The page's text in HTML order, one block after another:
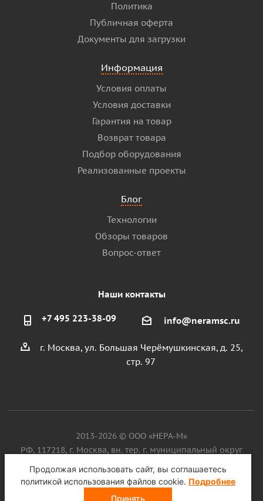
Политика
Публичная оферта
Документы для загрузки
Информация
Условия оплаты
Условия доставки
Гарантия на товар
Возврат товара
Подбор оборудования
Реализованные проекты
Блог
Технологии
Обзоры товаров
Вопрос-ответ
Наши контакты
+7 495 223-38-09 info@neramsc.ru
г. Москва, ул. Большая Черёмушкинская, д. 25,
стр. 97
2013-2026 © ООО «НЕРА-М»
РФ, 117218, г. Москва, вн. тер. г. муниципальный округ
Котловка, ул. Большая Черёмушкинская, д. 25, стр. 97, ИНН
9718086924, ОГРН 1187746099750
Продолжая использовать сайт, вы соглашаетесь
политикой использования файлов cookie. Подробнее
Принять